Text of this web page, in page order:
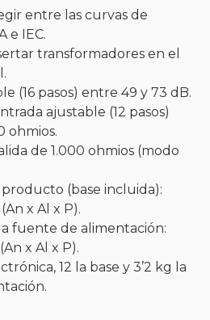
entre las curvas de
e IEC.
transformadores en el
(16 pasos) entre 49 y 73 dB.
ajustable (12 pasos)
ohmios.
de 1.000 ohmios (modo
(base incluida):
x Al x P).
fuente de alimentación:
x Al x P).
12 la base y 3’2 kg la